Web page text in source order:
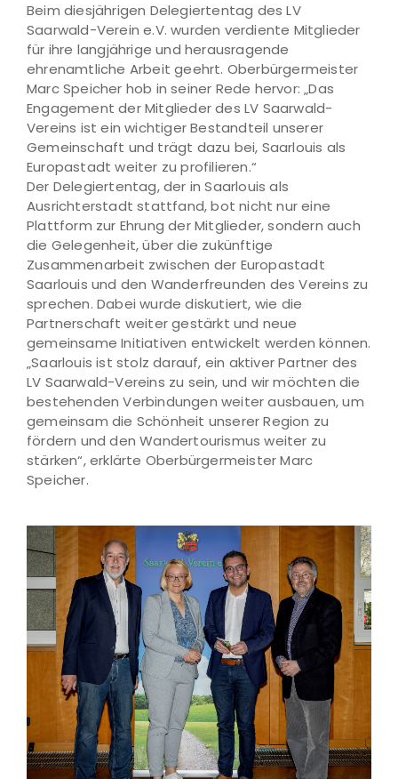
Beim diesjährigen Delegiertentag des LV
Saarwald-Verein e.V. wurden verdiente Mitglieder
für ihre langjährige und herausragende
ehrenamtliche Arbeit geehrt. Oberbürgermeister
Marc Speicher hob in seiner Rede hervor: „Das
Engagement der Mitglieder des LV Saarwald-
Vereins ist ein wichtiger Bestandteil unserer
Gemeinschaft und trägt dazu bei, Saarlouis als
Europastadt weiter zu profilieren.“
Der Delegiertentag, der in Saarlouis als
Ausrichterstadt stattfand, bot nicht nur eine
Plattform zur Ehrung der Mitglieder, sondern auch
die Gelegenheit, über die zukünftige
Zusammenarbeit zwischen der Europastadt
Saarlouis und den Wanderfreunden des Vereins zu
sprechen. Dabei wurde diskutiert, wie die
Partnerschaft weiter gestärkt und neue
gemeinsame Initiativen entwickelt werden können.
„Saarlouis ist stolz darauf, ein aktiver Partner des
LV Saarwald-Vereins zu sein, und wir möchten die
bestehenden Verbindungen weiter ausbauen, um
gemeinsam die Schönheit unserer Region zu
fördern und den Wandertourismus weiter zu
stärken“, erklärte Oberbürgermeister Marc
Speicher.